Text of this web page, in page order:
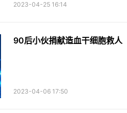
2023-04-25 16:14
90后小伙捐献造血干细胞救人
2023-04-06 17:50